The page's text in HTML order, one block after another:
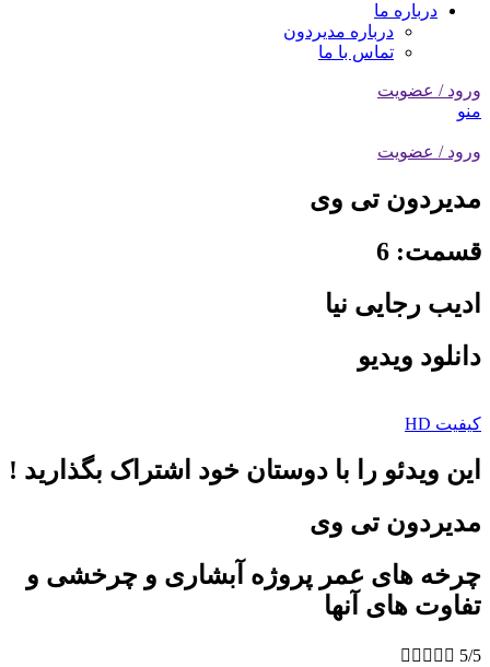
درباره ما
درباره مدیردون
تماس با ما
ورود / عضویت
منو
ورود / عضویت
مدیردون تی وی
قسمت: 6
ادیب رجایی نیا
دانلود ویدیو
کیفیت HD
این ویدئو را با دوستان خود اشتراک بگذارید !
مدیردون تی وی
چرخه های عمر پروژه آبشاری و چرخشی و
تفاوت های آنها
     5/5